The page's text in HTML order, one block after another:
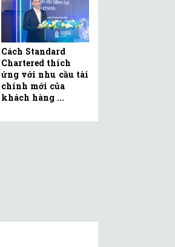
Cách Standard
Chartered thích
ứng với nhu cầu tài
chính mới của
khách hàng ...